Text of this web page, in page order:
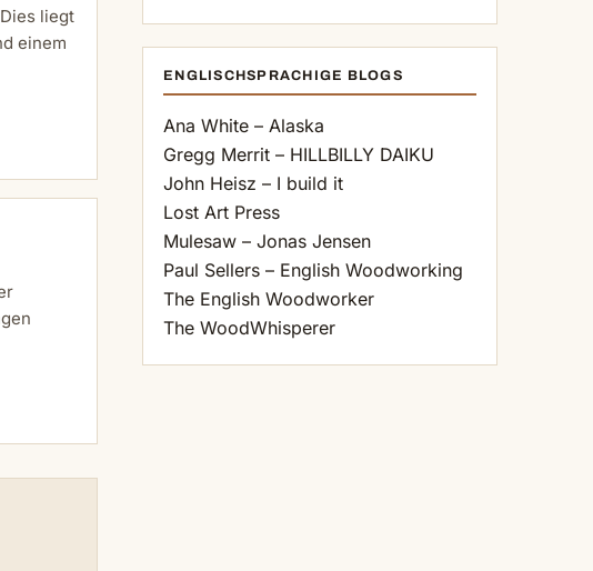
liegt
einem
ENGLISCHSPRACHIGE BLOGS
Ana White – Alaska
Gregg Merrit – HILLBILLY DAIKU
John Heisz – I build it
Lost Art Press
Mulesaw – Jonas Jensen
Paul Sellers – English Woodworking
The English Woodworker
The WoodWhisperer